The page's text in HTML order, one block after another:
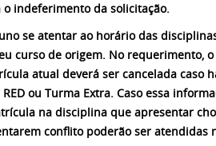
indeferimento da solicitação.
se atentar ao horário das
curso de origem. No requerimento,
atual deverá ser cancelada caso
ou Turma Extra. Caso essa
na disciplina que apresentar
conflito poderão ser atendidas